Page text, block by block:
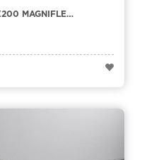
MAGNIFLEX